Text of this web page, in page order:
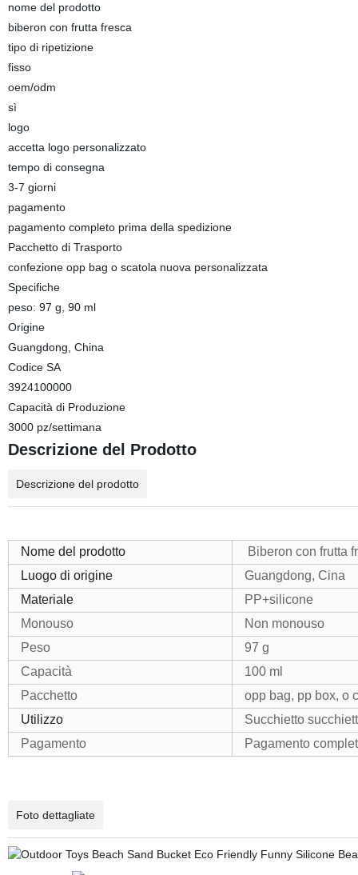
nome del prodotto
biberon con frutta fresca
tipo di ripetizione
fisso
oem/odm
sì
logo
accetta logo personalizzato
tempo di consegna
3-7 giorni
pagamento
pagamento completo prima della spedizione
Pacchetto di Trasporto
confezione opp bag o scatola nuova personalizzata
Specifiche
peso: 97 g, 90 ml
Origine
Guangdong, China
Codice SA
3924100000
Capacità di Produzione
3000 pz/settimana
Descrizione del Prodotto
Descrizione del prodotto
Nome del prodotto
Biberon con frutta
Luogo di origine
Guangdong, Cina
Materiale
PP+silicone
Monouso
Non monouso
Peso
97 g
Capacità
100 ml
Pacchetto
opp bag, pp box, o
Utilizzo
Succhietto
Pagamento
Pagamento
Foto dettagliate